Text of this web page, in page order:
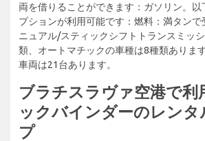
両を借りることができます：ガソリン。以
プションが利用可能です：燃料：満タンで
ニュアル/スティックシフトトランスミッ
類、オートマチックの車種は8種類ありま
車両は21台あります。
ブラチスラヴァ空港で利
ックバインダーのレンタ
プ